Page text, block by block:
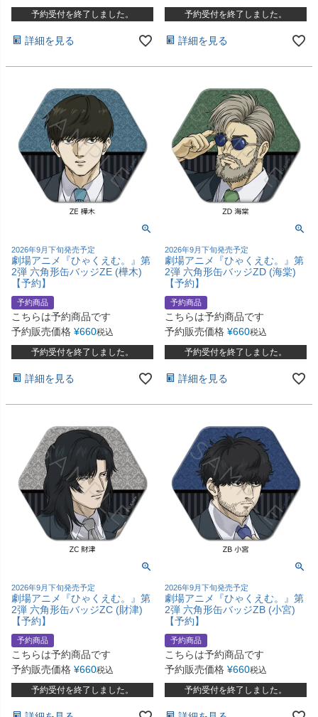
予約受付を終了しました。
詳細を見る
予約受付を終了しました。
詳細を見る
2026年9月下旬発売予定
劇場アニメ『ひゃくえむ。』第
2弾 六角形缶バッジZE (樺木)
【予約】
予約商品
こちらは予約商品です
予約販売価格 ¥660税込
予約受付を終了しました。
詳細を見る
2026年9月下旬発売予定
劇場アニメ『ひゃくえむ。』第
2弾 六角形缶バッジZD (海棠)
【予約】
予約商品
こちらは予約商品です
予約販売価格 ¥660税込
予約受付を終了しました。
詳細を見る
2026年9月下旬発売予定
劇場アニメ『ひゃくえむ。』第
2弾 六角形缶バッジZC (財津)
【予約】
予約商品
こちらは予約商品です
予約販売価格 ¥660税込
予約受付を終了しました。
2026年9月下旬発売予定
劇場アニメ『ひゃくえむ。』第
2弾 六角形缶バッジZB (小宮)
【予約】
予約商品
こちらは予約商品です
予約販売価格 ¥660税込
予約受付を終了しました。